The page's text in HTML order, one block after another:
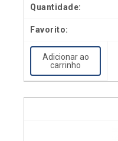
Adicionar ao
carrinho